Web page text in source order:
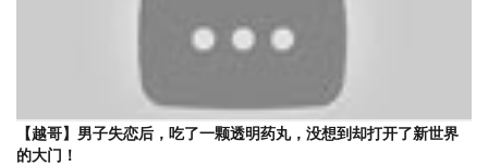
【越哥】男子失恋后，吃了一颗透明药丸，没想到却打开了新世界
的大门！